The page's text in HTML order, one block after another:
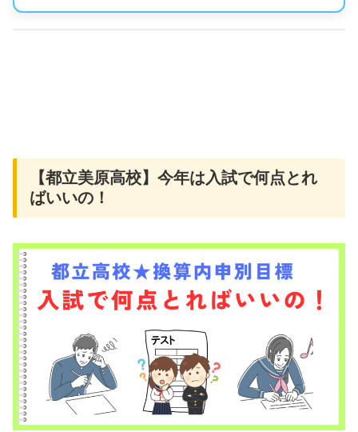
【都立美原高校】今年は入試で何点とれ
ばいいの！